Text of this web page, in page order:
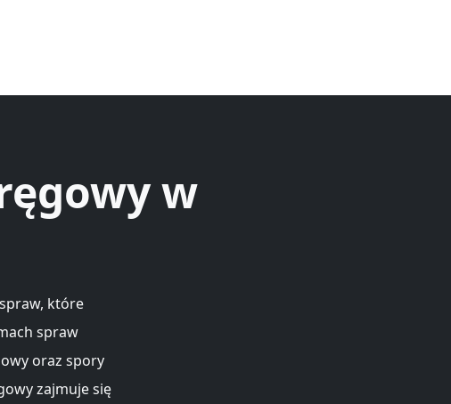
w
które
spraw
oraz spory
zajmuje się